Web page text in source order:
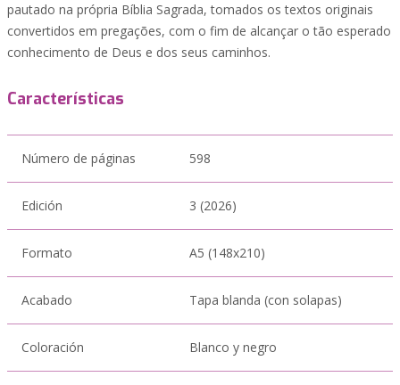
pautado na própria Bíblia Sagrada, tomados os textos originais
convertidos em pregações, com o fim de alcançar o tão esperado
conhecimento de Deus e dos seus caminhos.
Características
Número de páginas 598
Edición 3 (2026)
Formato A5 (148x210)
Acabado Tapa blanda (con solapas)
Coloración Blanco y negro